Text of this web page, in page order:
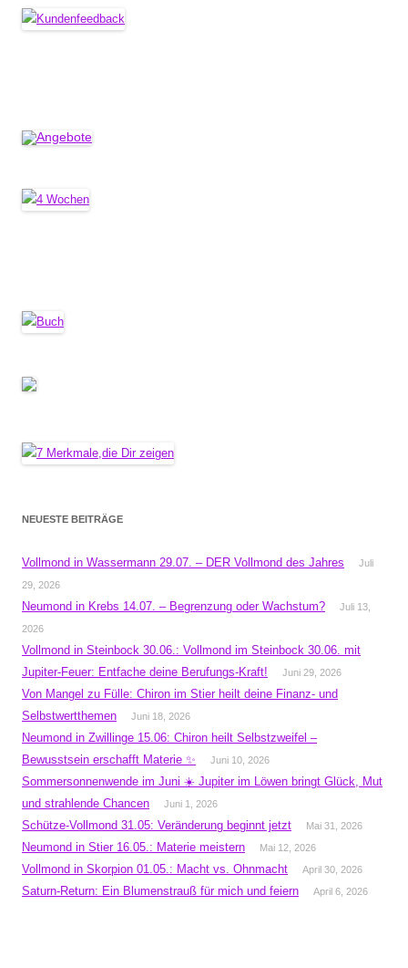
NEUESTE BEITRÄGE
Vollmond in Wassermann 29.07. – DER Vollmond des Jahres
Juli
29, 2026
Neumond in Krebs 14.07. – Begrenzung oder Wachstum?
Juli 13,
2026
Vollmond in Steinbock 30.06.: Vollmond im Steinbock 30.06. mit
Jupiter-Feuer: Entfache deine Berufungs-Kraft!
Juni 29, 2026
Von Mangel zu Fülle: Chiron im Stier heilt deine Finanz- und
Selbstwertthemen
Juni 18, 2026
Neumond in Zwillinge 15.06: Chiron heilt Selbstzweifel –
Bewusstsein erschafft Materie ✨
Juni 10, 2026
Sommersonnenwende im Juni ☀️ Jupiter im Löwen bringt Glück, Mut
und strahlende Chancen
Juni 1, 2026
Schütze-Vollmond 31.05: Veränderung beginnt jetzt Mai 31, 2026
Neumond in Stier 16.05.: Materie meistern Mai 12, 2026
Vollmond in Skorpion 01.05.: Macht vs. Ohnmacht April 30, 2026
Saturn-Return: Ein Blumenstrauß für mich und feiern April 6, 2026